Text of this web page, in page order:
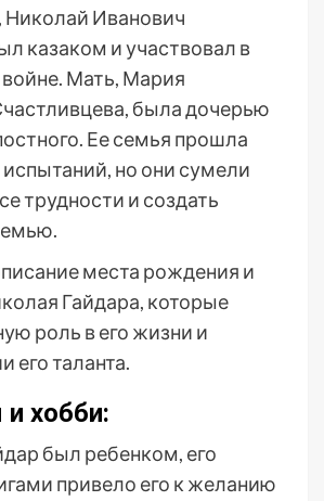
Николай Иванович
казаком и участвовал в
Мать, Мария
была дочерью
Ее семья прошла
но они сумели
трудности и создать
места рождения и
Гайдара, которые
роль в его жизни и
его таланта.
и хобби:
был ребенком, его
привело его к желанию